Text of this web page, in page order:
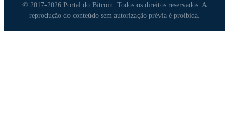
© 2017-2026 Portal do Bitcoin. Todos os direitos reservados. A
reprodução do conteúdo sem autorização prévia é proibida.